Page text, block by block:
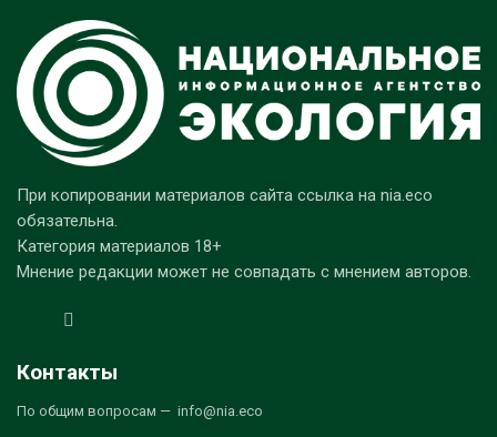
При копировании материалов сайта ссылка на nia.eco
обязательна.
Категория материалов 18+
Мнение редакции может не совпадать с мнением авторов.
Контакты
По общим вопросам — info@nia.eco